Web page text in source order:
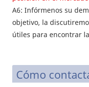
A6: Infórmenos su
objetivo, la
útiles para encontrar
Cómo